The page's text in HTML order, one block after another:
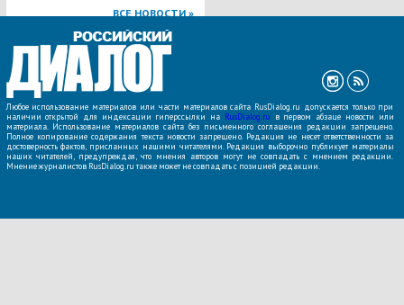
ВСЕ НОВОСТИ »
Любое использование материалов или части материалов сайта RusDialog.ru допускается только при
наличии открытой для индексации гиперссылки на RusDialog.ru в первом абзаце новости или
материала. Использование материалов сайта без письменного соглашения редакции запрещено.
Полное копирование содержания текста новости запрещено. Редакция не несет ответственности за
достоверность фактов, присланных нашими читателями. Редакция выборочно публикует материалы
наших читателей, предупреждая, что мнения авторов могут не совпадать с мнением редакции.
Мнение журналистов RusDialog.ru также может не совпадать с позицией редакции.